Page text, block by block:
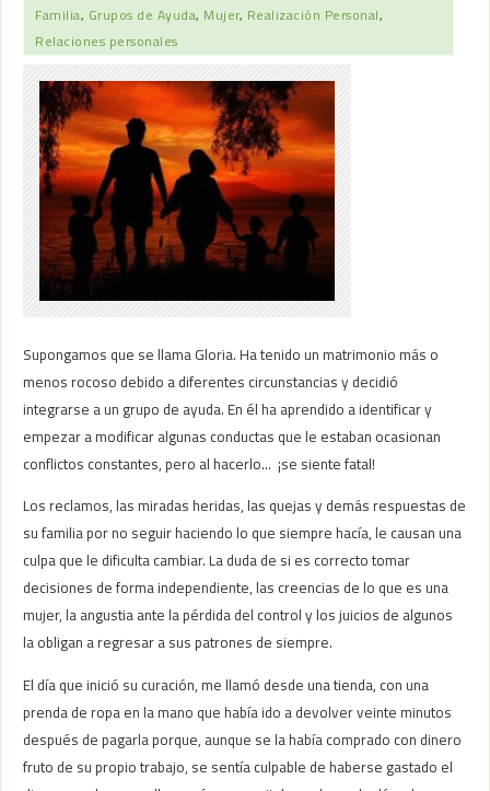
Familia, Grupos de Ayuda, Mujer, Realización Personal,
Relaciones personales
Supongamos que se llama Gloria. Ha tenido un matrimonio más o
menos rocoso debido a diferentes circunstancias y decidió
integrarse a un grupo de ayuda. En él ha aprendido a identificar y
empezar a modificar algunas conductas que le estaban ocasionan
conflictos constantes, pero al hacerlo… ¡se siente fatal!
Los reclamos, las miradas heridas, las quejas y demás respuestas de
su familia por no seguir haciendo lo que siempre hacía, le causan una
culpa que le dificulta cambiar. La duda de si es correcto tomar
decisiones de forma independiente, las creencias de lo que es una
mujer, la angustia ante la pérdida del control y los juicios de algunos
la obligan a regresar a sus patrones de siempre.
El día que inició su curación, me llamó desde una tienda, con una
prenda de ropa en la mano que había ido a devolver veinte minutos
después de pagarla porque, aunque se la había comprado con dinero
fruto de su propio trabajo, se sentía culpable de haberse gastado el